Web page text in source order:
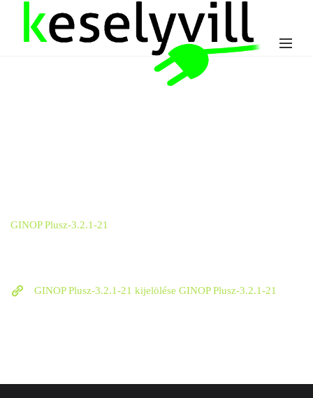
GINOP Plusz-3.2.1-21
GINOP Plusz-3.2.1-21 kijelölése GINOP Plusz-3.2.1-21